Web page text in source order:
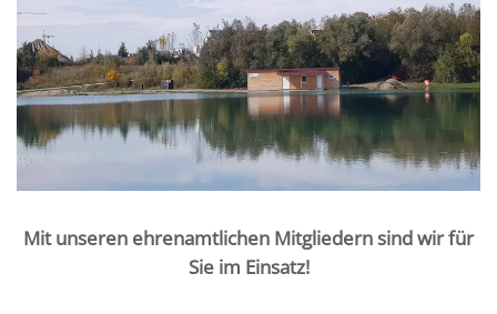
Mit unseren ehrenamtlichen Mitgliedern sind wir für
Sie im Einsatz!